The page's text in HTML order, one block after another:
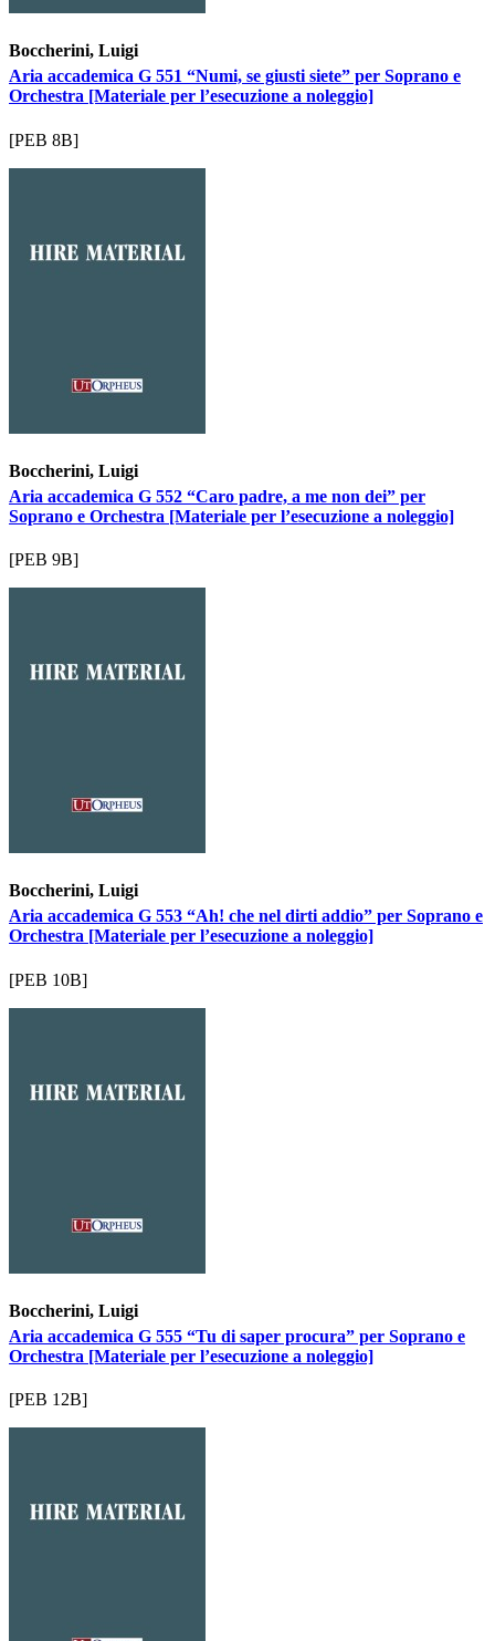
Boccherini, Luigi
Aria accademica G 551 “Numi, se giusti siete” per Soprano e
Orchestra [Materiale per l’esecuzione a noleggio]
[PEB 8B]
Boccherini, Luigi
Aria accademica G 552 “Caro padre, a me non dei” per
Soprano e Orchestra [Materiale per l’esecuzione a noleggio]
[PEB 9B]
Boccherini, Luigi
Aria accademica G 553 “Ah! che nel dirti addio” per Soprano e
Orchestra [Materiale per l’esecuzione a noleggio]
[PEB 10B]
Boccherini, Luigi
Aria accademica G 555 “Tu di saper procura” per Soprano e
Orchestra [Materiale per l’esecuzione a noleggio]
[PEB 12B]